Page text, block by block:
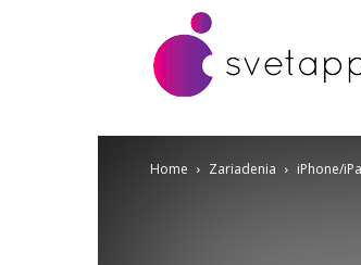
Home Zariadenia iPhone/